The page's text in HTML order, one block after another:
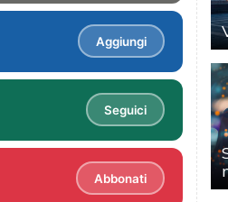
Aggiungi
Seguici
Abbonati